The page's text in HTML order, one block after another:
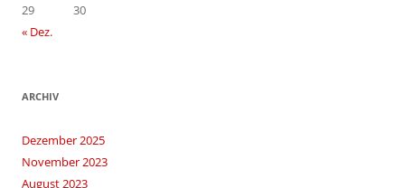
29
30
« Dez.
ARCHIV
Dezember 2025
November 2023
August 2023